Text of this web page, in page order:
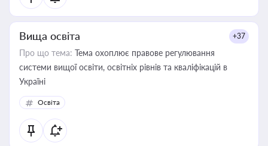
Вища освіта +37
Про що тема: Тема охоплює правове регулювання
системи вищої освіти, освітніх рівнів та кваліфікацій в
Україні
Освіта